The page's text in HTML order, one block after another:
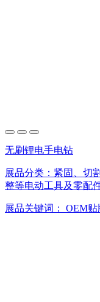
无刷锂电手电钻
展品分类： 紧固、切
整等电动工具及零配
展品关键词： OEM贴